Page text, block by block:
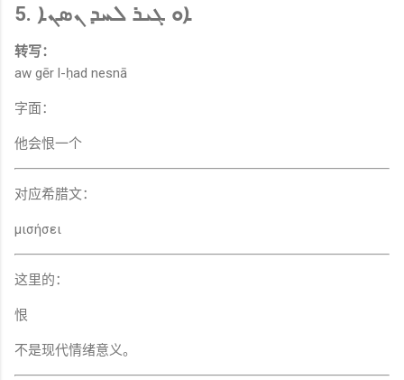
5. ܐܘ ܓܝܪ ܠܚܕ ܢܣܢܐ
转写：
aw gēr l-ḥad nesnā
字面：
他会恨一个
对应希腊文：
μισήσει
这里的：
恨
不是现代情绪意义。